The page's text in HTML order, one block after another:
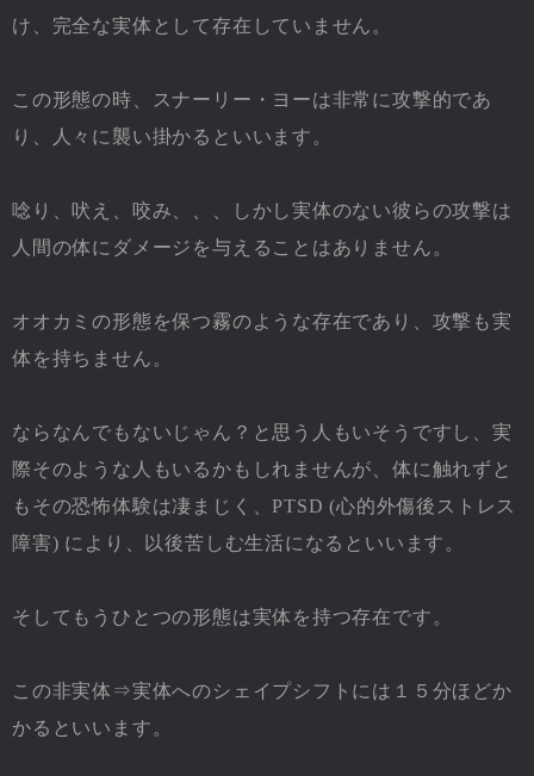
け、完全な実体として存在していません。
この形態の時、スナーリー・ヨーは非常に攻撃的であ
り、人々に襲い掛かるといいます。
唸り、吠え、咬み、、、しかし実体のない彼らの攻撃は
人間の体にダメージを与えることはありません。
オオカミの形態を保つ霧のような存在であり、攻撃も実
体を持ちません。
ならなんでもないじゃん？と思う人もいそうですし、実
際そのような人もいるかもしれませんが、体に触れずと
もその恐怖体験は凄まじく、PTSD (心的外傷後ストレス
障害) により、以後苦しむ生活になるといいます。
そしてもうひとつの形態は実体を持つ存在です。
この非実体⇒実体へのシェイプシフトには１５分ほどか
かるといいます。